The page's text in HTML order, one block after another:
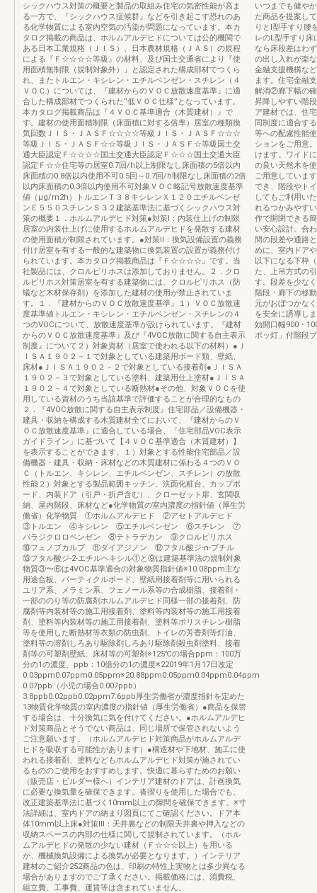
シックハウス対策の概要と製品の取組み住宅の気密性能が高ま
る一方で、『シックハウス症候群』などを引き起こす恐れのあ
る化学物質による室内空気の汚染が問題になっています。本カ
タログ掲載の商品は、ホルムアルデヒドについては公的機関で
ある日本工業規格（ＪＩＳ）、日本農林規格（ＪＡＳ）の規程
による『Ｆ☆☆☆☆等級』の材料、及び国土交通省により『使
用面積無制限（規制対象外）』と認定された構成部材でつくら
れ、またトルエン・キシレン・エチルベンゼン・スチレン（４
ＶＯＣ）については、『建材からのＶＯＣ放散速度基準』に適
合した構成部材でつくられた“低ＶＯＣ仕様”となっています。
本カタログ掲載商品は『４ＶＯＣ基準適合（木質建材）』で
す。建材の使用面積制限（床面積に対する倍率）居室の種類換
気回数ＪＩＳ・ＪＡＳＦ☆☆☆☆等級ＪＩＳ・ＪＡＳＦ☆☆☆
等級ＪＩＳ・ＪＡＳＦ☆☆等級ＪＩＳ・ＪＡＳＦ☆等級国土交
通大臣認定Ｆ☆☆☆☆国土交通大臣認定Ｆ☆☆☆国土交通大臣
認定Ｆ☆☆住宅等の居室0.7回/h以上制限なし床面積の5倍以内
床面積の0.8倍以内使用不可0.5回～0.7回/h制限なし床面積の2倍
以内床面積の0.3倍以内使用不可対象ＶＯＣ略記号放散速度基準
値（μg/m2h）トルエンＴ３８キシレンＸ１２０エチルベンゼ
ンＥ５５０スチレンＳ３２建築基準法に基づくシックハウス対
策の概要１．ホルムアルデヒド対策●対策Ⅰ：内装仕上げの制限
居室の内装仕上げに使用するホルムアルデヒドを発散する建材
の使用面積が制限されています。●対策Ⅱ：換気設備設置の義務
付け居室を有する一般的な建築物に換気装置の設置が義務付け
られています。本カタログ掲載商品は『Ｆ☆☆☆☆』です。当
社製品には、クロルピリホスは添加しておりません。２．クロ
ルピリホス対策居室を有する建築物には、クロルピリホス（防
蟻など木材保存剤）を添加した建材の使用が禁止されていま
す。１．『建材からのＶＯＣ放散速度基準』１）ＶＯＣ放散速
度基準値トルエン・キシレン・エチルベンゼン・スチレンの４
つのVOCについて、放散速度基準が設けられています。『建材
からのＶＯＣ放散速度基準』及び『4VOC放散に関する自主表示
制度』について２）対象資材（居室で使われる以下の材料）●Ｊ
ＩＳＡ１９０２－１で対象としている建築用ボード類、壁紙、
床材●ＪＩＳＡ１９０２－２で対象としている接着剤●ＪＩＳＡ
１９０２－３で対象としている塗料、建築用仕上塗材●ＪＩＳＡ
１９０２－４で対象としている断熱材●その他、対象ＶＯＣを使
用している資材のうち当該基準で評価することが合理的なもの
２．『4VOC放散に関する自主表示制度』住宅部品／設備機器・
建具・収納を構成する木質建材全てにおいて、『建材からのＶ
ＯＣ放散速度基準』に適合している場合、「住宅部品VOC表示
ガイドライン」に基づいて【４ＶＯＣ基準適合（木質建材）】
を表示することができます。１）対象とする性能住宅部品／設
備機器・建具・収納・床材などの木質建材に係わる４つのＶＯ
Ｃ（トルエン、キシレン、エチルベンゼン、スチレン）の放散
性能２）対象とする製品範囲キッチン、洗面化粧台、カップボ
ード、内装ドア（引戸・折戸含む）、クローゼット扉、玄関収
納、屋内階段、床材など●化学物質の室内濃度の指針値（厚生労
働省）化学物質 ①ホルムアルデヒド ②アセトアルデヒド
③トルエン ④キシレン ⑤エチルベンゼン ⑥スチレン ⑦
パラジクロロベンゼン ⑧テトラデカン ⑨クロルピリホス
⑩フェノブカルブ ⑪ダイアジノン ⑫フタル酸ジ-n-ブチル
⑬フタル酸ジ-2-エチルヘキシル①と⑨は建築基準法の規制対象
物質③〜⑥は4VOC基準適合の対象物質指針値※10.08ppm主な
用途合板、パーティクルボード、壁紙用接着剤等に用いられる
ユリア系、メラミン系、フェノール系等の合成樹脂、接着剤・
一部ののり等の防腐剤ホルムアルデヒド同様一部の接着剤、防
腐剤等内装材等の施工用接着剤、塗料等内装材等の施工用接着
剤、塗料等内装材等の施工用接着剤、塗料等ポリスチレン樹脂
等を使用した断熱材等衣類の防虫剤、トイレの芳香剤等灯油、
塗料等の溶剤しろあり駆除剤しろあり駆除剤殺虫剤塗料、接着
剤等の可塑剤壁紙、床材等の可塑剤※125℃の場合ppm：100万
分の1の濃度、ppb：10億分の1の濃度※22019年1月17日改定
0.03ppm0.07ppm0.05ppm※20.88ppm0.05ppm0.04ppm0.04ppm
0.07ppb（小児の場合0.007ppb）
3.8ppb0.02ppb0.02ppm7.6ppb厚生労働省が濃度指針を定めた
13物質化学物質の室内濃度の指針値（厚生労働省）●商品を保管
する場合は、十分換気に気を付けてください。●ホルムアルデヒ
ド対策商品とそうでない商品は、同じ場所で保管されないよう
ご注意願います。（ホルムアルデヒド対策商品がホルムアルデ
ヒドを吸収する可能性があります）●構造材や下地材、施工に使
われる接着剤、塗料などもホルムアルデヒド対策が施されてい
るもののご使用をおすすめします。快適に暮らすためのお願い
（販売店・ビルダー様へ）インテリア建材のドアは、計画換気
に必要な換気量を確保できます。沓摺りを使用した場合でも、
改正建築基準法に基づく10mm以上の隙間を確保できます。※寸
法詳細は、室内ドアの納まり図頁にてご確認ください。ドア本
体10mm以上床●対策Ⅲ：天井裏などの制限天井裏や押入などの
収納スペースの内部の仕様に関して規制されています。（ホル
ムアルデヒドの発散の少ない建材（Ｆ☆☆☆以上）を用いる
か、機械換気設備による換気が必要となります。）インテリア
建材のご紹介252商品の色は、印刷の特性上実物とは多少異なる
場合がありますのでご了承ください。掲載価格には、消費税、
組立費、工事費、運賃等は含まれていません。
いつまでも健や
た商品を提案し
りとI型手すり腰
レのL型手すり床
なら床段差はわ
の出し入れが楽
金融支援機構な
ます。住宅金融
解消②廊下幅の
昇降しやすい階
ア建材では、住
同制度に適合す
等への配慮性能
ションをご用意
けます。ワイド
の良い天然木を
ご用意していま
でき、階段やト
してもご利用い
れるつかみやす
作で開閉できる
い安心設計。合
間の段差や通路
めに、室内ドア
以下になる下枠
た、上吊方式の
す。段差を少な
階段・廊下の移
元がおぼつかな
を安全に誘導し
効開口幅900・
ポッ灯」付階段